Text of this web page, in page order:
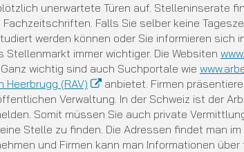
unerwartete Türen auf. Stelleninserate
Falls Sie selber keine
werden können oder Sie informieren sich
immer wichtiger. Die Websiten
wichtig sind auch Suchportale wie
(RAV)
anbietet. Firmen
Verwaltung. In der Schweiz ist der
Somit müssen Sie auch private
Stelle zu finden. Die Adressen findet man
und Firmen kann man Informationen